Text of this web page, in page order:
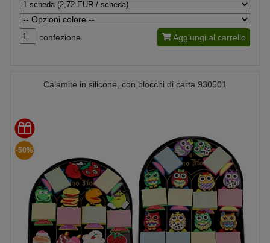
confezione Aggiungi al carrello
Calamite in silicone, con blocchi di carta 930501
-50%